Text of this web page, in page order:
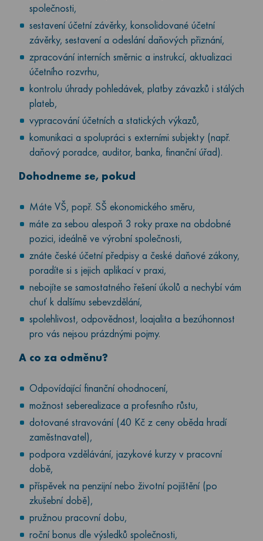
společnosti,
sestavení účetní závěrky, konsolidované účetní
závěrky, sestavení a odeslání daňových přiznání,
zpracování interních směrnic a instrukcí, aktualizaci
účetního rozvrhu,
kontrolu úhrady pohledávek, platby závazků i stálých
plateb,
vypracování účetních a statických výkazů,
komunikaci a spolupráci s externími subjekty (např.
daňový poradce, auditor, banka, finanční úřad).
Dohodneme se, pokud
Máte VŠ, popř. SŠ ekonomického směru,
máte za sebou alespoň 3 roky praxe na obdobné
pozici, ideálně ve výrobní společnosti,
znáte české účetní předpisy a české daňové zákony,
poradíte si s jejich aplikací v praxi,
nebojíte se samostatného řešení úkolů a nechybí vám
chuť k dalšímu sebevzdělání,
spolehlivost, odpovědnost, loajalita a bezúhonnost
pro vás nejsou prázdnými pojmy.
A co za odměnu?
Odpovídající finanční ohodnocení,
možnost seberealizace a profesního růstu,
dotované stravování (40 Kč z ceny oběda hradí
zaměstnavatel),
podpora vzdělávání, jazykové kurzy v pracovní
době,
příspěvek na penzijní nebo životní pojištění (po
zkušební době),
pružnou pracovní dobu,
roční bonus dle výsledků společnosti,